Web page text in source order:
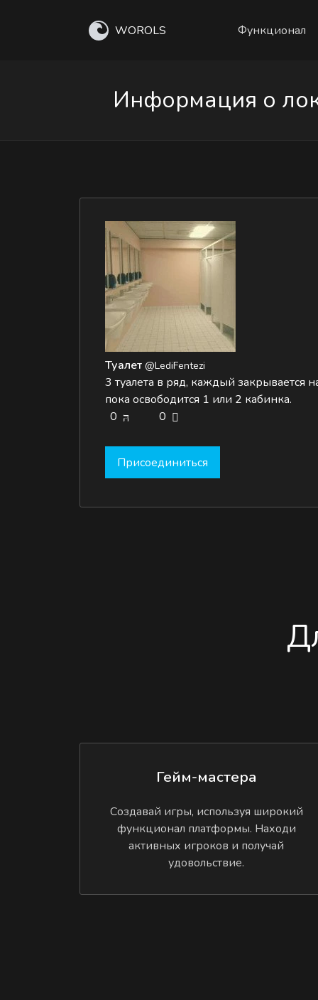
WOROLS Функционал
Информация о
Туалет @LediFentezi
3 туалета в ряд, каждый закрывается
пока освободится 1 или 2 кабинка.
0
0
Присоединиться
Гейм-мастера
Создавай игры, используя широкий
функционал платформы. Находи
активных игроков и получай
удовольствие.